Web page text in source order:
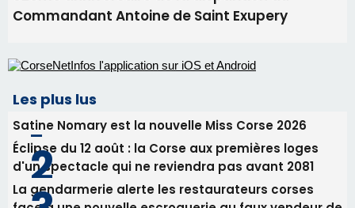
05/08/2026 09:53
procession le 14 août
31/07/2026 08:24
Tennis - Début ce week-end du tournoi du
RCPV
31/07/2026 08:22
82ème anniversaire de la disparition du
Commandant Antoine de Saint Exupery